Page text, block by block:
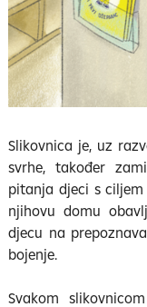
Slikovnica je, uz
svrhe, također
pitanja djeci s
njihovu domu
djecu na
bojenje.
Svakom